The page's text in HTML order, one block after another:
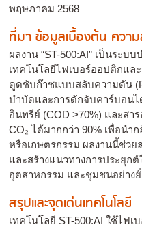
พฤษภาคม 2568
ที่มา ข้อมูลเบื้องต้น คว
ผลงาน “ST-500:AI” เป็นระบ
เทคโนโลยีไฟเบอร์ออปติกแ
ดูดซับก๊าซแบบสลับความดัน
บำบัดและการดักจับคาร์บอน
อินทรีย์ (COD >70%) และสา
CO₂ ได้มากกว่า 90% เพื่อน
หรือเกษตรกรรม ผลงานนี้ช่ว
และสร้างแนวทางการประยุก
อุตสาหกรรม และชุมชนอย่าง
สรุปและจุดเด่นเทคโนโลยี
เทคโนโลยี ST-500:AI ใช้ไฟเ